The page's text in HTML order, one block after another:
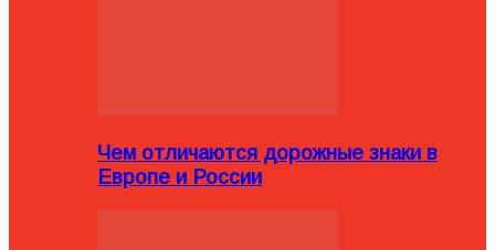
Чем отличаются дорожные знаки в
Европе и России